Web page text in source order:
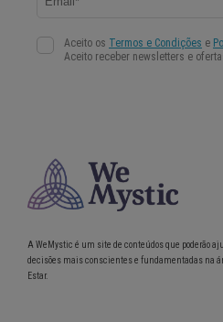
A WeMystic é um site de conteúdos que poderão
decisões mais conscientes e fundamentadas na
Estar.